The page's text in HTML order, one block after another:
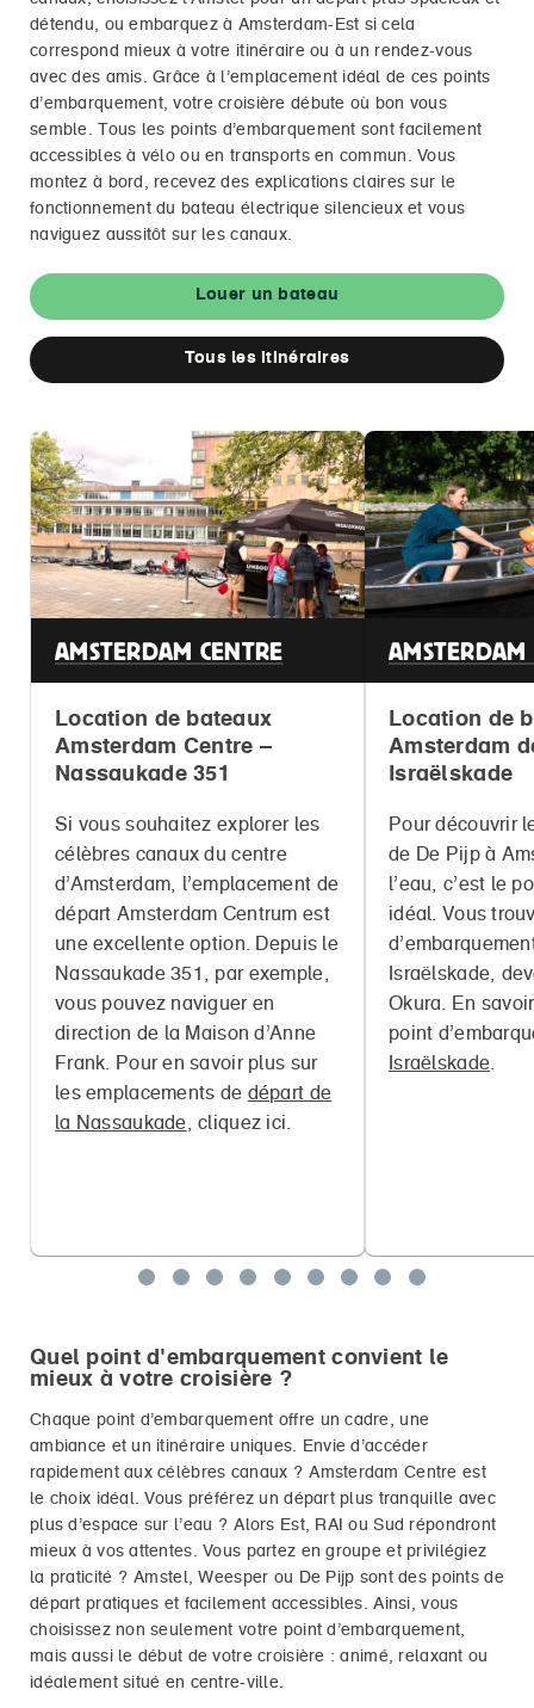
détendu, ou embarquez à Amsterdam-Est si cela
correspond mieux à votre itinéraire ou à un rendez-vous
avec des amis. Grâce à l’emplacement idéal de ces points
d’embarquement, votre croisière débute où bon vous
semble. Tous les points d’embarquement sont facilement
accessibles à vélo ou en transports en commun. Vous
montez à bord, recevez des explications claires sur le
fonctionnement du bateau électrique silencieux et vous
naviguez aussitôt sur les canaux.
Louer un bateau
Tous les itinéraires
AMSTERDAM CENTRE
Location de bateaux
Amsterdam Centre –
Nassaukade 351
Si vous souhaitez explorer les
célèbres canaux du centre
d’Amsterdam, l’emplacement de
départ Amsterdam Centrum est
une excellente option. Depuis le
Nassaukade 351, par exemple,
vous pouvez naviguer en
direction de la Maison d’Anne
Frank. Pour en savoir plus sur
les emplacements de départ de
la Nassaukade, cliquez ici.
Location de
Amsterdam
Israëlskade
Pour découvrir
de De Pijp à
l’eau, c’est le
idéal. Vous
Israëlskade,
Okura. En
point
Israëlskade.
Quel point d'embarquement convient le
mieux à votre croisière ?
Chaque point d’embarquement offre un cadre, une
ambiance et un itinéraire uniques. Envie d’accéder
rapidement aux célèbres canaux ? Amsterdam Centre est
le choix idéal. Vous préférez un départ plus tranquille avec
plus d’espace sur l’eau ? Alors Est, RAI ou Sud répondront
mieux à vos attentes. Vous partez en groupe et privilégiez
la praticité ? Amstel, Weesper ou De Pijp sont des points de
départ pratiques et facilement accessibles. Ainsi, vous
choisissez non seulement votre point d’embarquement,
mais aussi le début de votre croisière : animé, relaxant ou
idéalement situé en centre-ville.